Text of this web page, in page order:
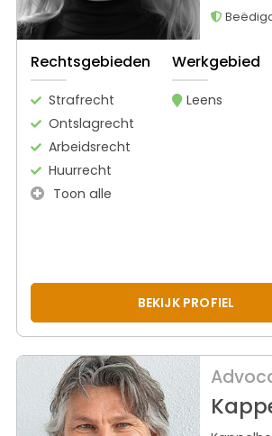
Rechtsgebieden
Strafrecht
Ontslagrecht
Arbeidsrecht
Huurrecht
Toon alle
Werkgebied
Leens
BEKIJK PROFIEL